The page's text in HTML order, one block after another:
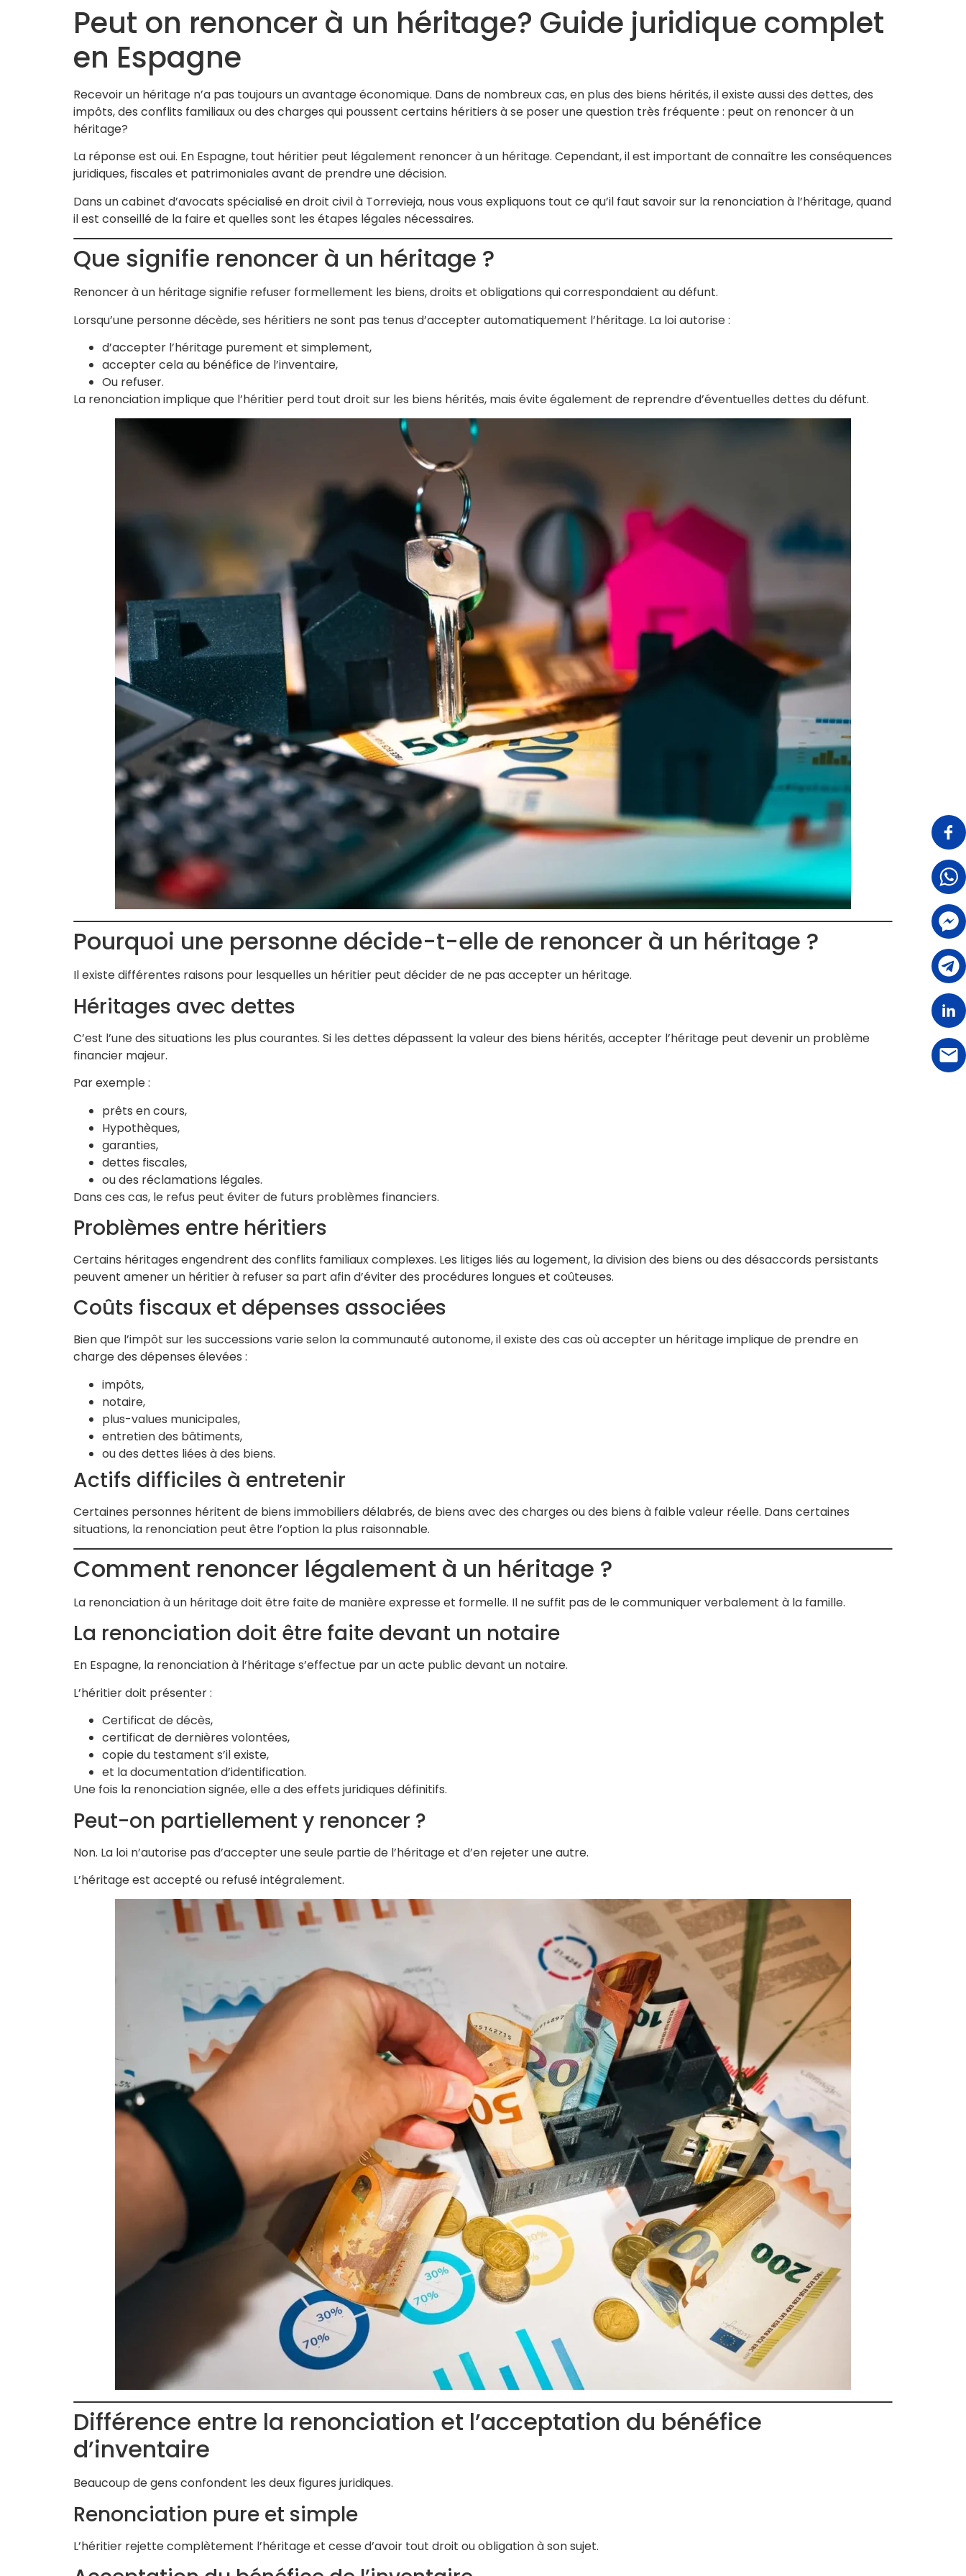
Peut on renoncer à un héritage? Guide juridique complet
en Espagne
Recevoir un héritage n’a pas toujours un avantage économique. Dans de nombreux cas, en plus des biens hérités, il existe aussi des dettes, des
impôts, des conflits familiaux ou des charges qui poussent certains héritiers à se poser une question très fréquente : peut on renoncer à un
héritage?
La réponse est oui. En Espagne, tout héritier peut légalement renoncer à un héritage. Cependant, il est important de connaître les conséquences
juridiques, fiscales et patrimoniales avant de prendre une décision.
Dans un cabinet d’avocats spécialisé en droit civil à Torrevieja, nous vous expliquons tout ce qu’il faut savoir sur la renonciation à l’héritage, quand
il est conseillé de la faire et quelles sont les étapes légales nécessaires.
Que signifie renoncer à un héritage ?
Renoncer à un héritage signifie refuser formellement les biens, droits et obligations qui correspondaient au défunt.
Lorsqu’une personne décède, ses héritiers ne sont pas tenus d’accepter automatiquement l’héritage. La loi autorise :
d’accepter l’héritage purement et simplement,
accepter cela au bénéfice de l’inventaire,
Ou refuser.
La renonciation implique que l’héritier perd tout droit sur les biens hérités, mais évite également de reprendre d’éventuelles dettes du défunt.
Pourquoi une personne décide-t-elle de renoncer à un héritage ?
Il existe différentes raisons pour lesquelles un héritier peut décider de ne pas accepter un héritage.
Héritages avec dettes
C’est l’une des situations les plus courantes. Si les dettes dépassent la valeur des biens hérités, accepter l’héritage peut devenir un problème
financier majeur.
Par exemple :
prêts en cours,
Hypothèques,
garanties,
dettes fiscales,
ou des réclamations légales.
Dans ces cas, le refus peut éviter de futurs problèmes financiers.
Problèmes entre héritiers
Certains héritages engendrent des conflits familiaux complexes. Les litiges liés au logement, la division des biens ou des désaccords persistants
peuvent amener un héritier à refuser sa part afin d’éviter des procédures longues et coûteuses.
Coûts fiscaux et dépenses associées
Bien que l’impôt sur les successions varie selon la communauté autonome, il existe des cas où accepter un héritage implique de prendre en
charge des dépenses élevées :
impôts,
notaire,
plus-values municipales,
entretien des bâtiments,
ou des dettes liées à des biens.
Actifs difficiles à entretenir
Certaines personnes héritent de biens immobiliers délabrés, de biens avec des charges ou des biens à faible valeur réelle. Dans certaines
situations, la renonciation peut être l’option la plus raisonnable.
Comment renoncer légalement à un héritage ?
La renonciation à un héritage doit être faite de manière expresse et formelle. Il ne suffit pas de le communiquer verbalement à la famille.
La renonciation doit être faite devant un notaire
En Espagne, la renonciation à l’héritage s’effectue par un acte public devant un notaire.
L’héritier doit présenter :
Certificat de décès,
certificat de dernières volontées,
copie du testament s’il existe,
et la documentation d’identification.
Une fois la renonciation signée, elle a des effets juridiques définitifs.
Peut-on partiellement y renoncer ?
Non. La loi n’autorise pas d’accepter une seule partie de l’héritage et d’en rejeter une autre.
L’héritage est accepté ou refusé intégralement.
Différence entre la renonciation et l’acceptation du bénéfice
d’inventaire
Beaucoup de gens confondent les deux figures juridiques.
Renonciation pure et simple
L’héritier rejette complètement l’héritage et cesse d’avoir tout droit ou obligation à son sujet.